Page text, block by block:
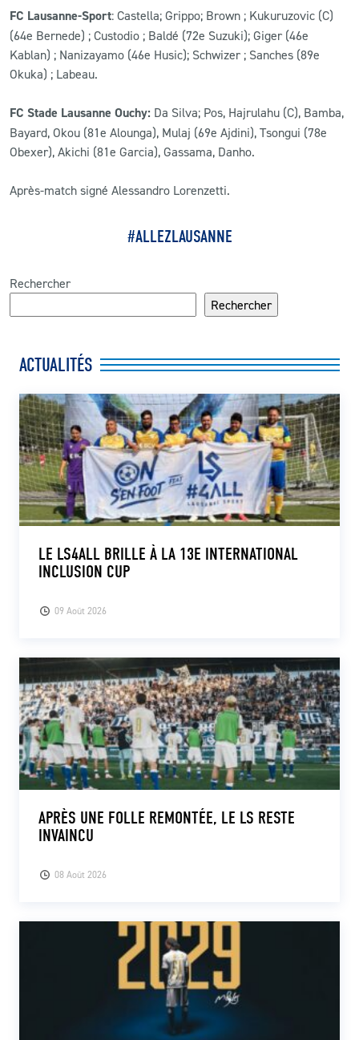
FC Lausanne-Sport: Castella; Grippo; Brown ; Kukuruzovic (C)
(64e Bernede) ; Custodio ; Baldé (72e Suzuki); Giger (46e
Kablan) ; Nanizayamo (46e Husic); Schwizer ; Sanches (89e
Okuka) ; Labeau.
FC Stade Lausanne Ouchy: Da Silva; Pos, Hajrulahu (C), Bamba,
Bayard, Okou (81e Alounga), Mulaj (69e Ajdini), Tsongui (78e
Obexer), Akichi (81e Garcia), Gassama, Danho.
Après-match signé Alessandro Lorenzetti.
#ALLEZLAUSANNE
Rechercher
Rechercher
ACTUALITÉS
09 Août 2026
LE LS4ALL BRILLE À LA 13E INTERNATIONAL
INCLUSION CUP
08 Août 2026
APRÈS UNE FOLLE REMONTÉE, LE LS RESTE
INVAINCU